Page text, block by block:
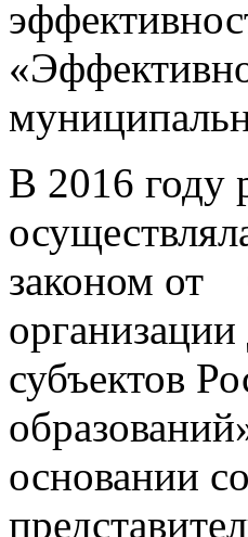
В 2016 году
законом
субъектов
основании